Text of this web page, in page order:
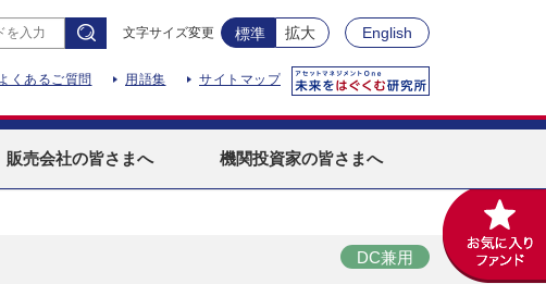
文字サイズ変更 標準 拡大 English
くあるご質問 用語集 サイトマップ
販売会社の皆さまへ 機関投資家の皆さまへ
DC兼用